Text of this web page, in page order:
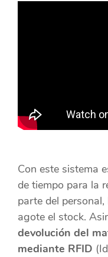
Con este sistema
de tiempo para la
parte del
agote el stock.
devolución del
mediante RFID